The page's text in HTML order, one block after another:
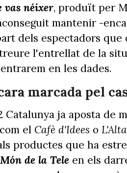
vas néixer, produït per
mantenir -
dels espectadors
l'entrellat de la
en les dades.
marcada pel
Catalunya ja aposta de
el Cafè d'Idees o
productes que ha
de la Tele en els